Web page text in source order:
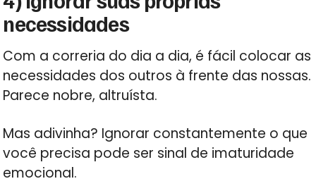
necessidades
Com a correria do dia a dia, é fácil colocar as
necessidades dos outros à frente das nossas.
Parece nobre, altruísta.
Mas adivinha? Ignorar constantemente o que
você precisa pode ser sinal de imaturidade
emocional.